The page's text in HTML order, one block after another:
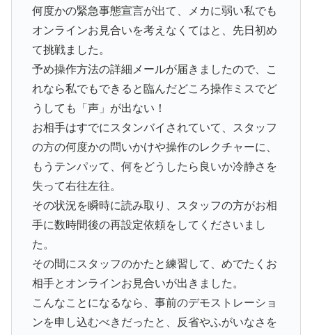
何度かの緊急事態宣言が出て、メカに弱い私でも
オンラインお見合いを考えなくてはと、先日初め
て挑戦ました。
予め操作方法の詳細メールが届きましたので、こ
れなら私でもできると臨んだどころ操作ミスでど
うしても「声」が出ない！
お相手はすでにスタンバイされていて、スタッフ
の方の何度かの問いかけや操作のレクチャーに、
もうテンパッて、何をどうしたら良いか冷静さを
失って右往左往。
その状況を瞬時に読み取り、スタッフの方がお相
手に数時間後の再設定依頼をしてくださいまし
た。
その間にスタッフのかたと練習して、めでたくお
相手とオンラインお見合いが出きました。
こんなことになるなら、事前のデモストレーショ
ンを申し込むべきだったと、反省やふがいなさを